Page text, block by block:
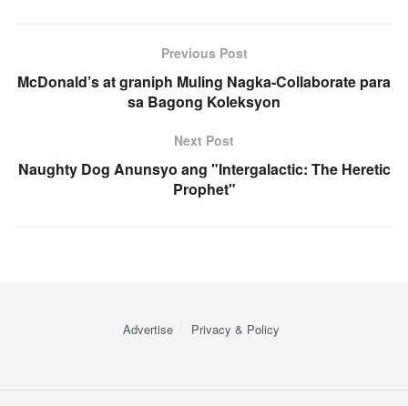
Previous Post
McDonald’s at graniph Muling Nagka-Collaborate para
sa Bagong Koleksyon
Next Post
Naughty Dog Anunsyo ang "Intergalactic: The Heretic
Prophet"
Advertise Privacy & Policy